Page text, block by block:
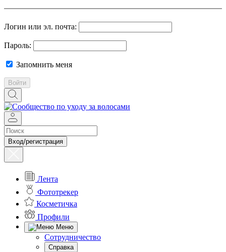
Логин или эл. почта:
Пароль:
Запомнить меня
Войти
Вход/регистрация
Лента
Фототрекер
Косметичка
Профили
Меню
Сотрудничество
Справка